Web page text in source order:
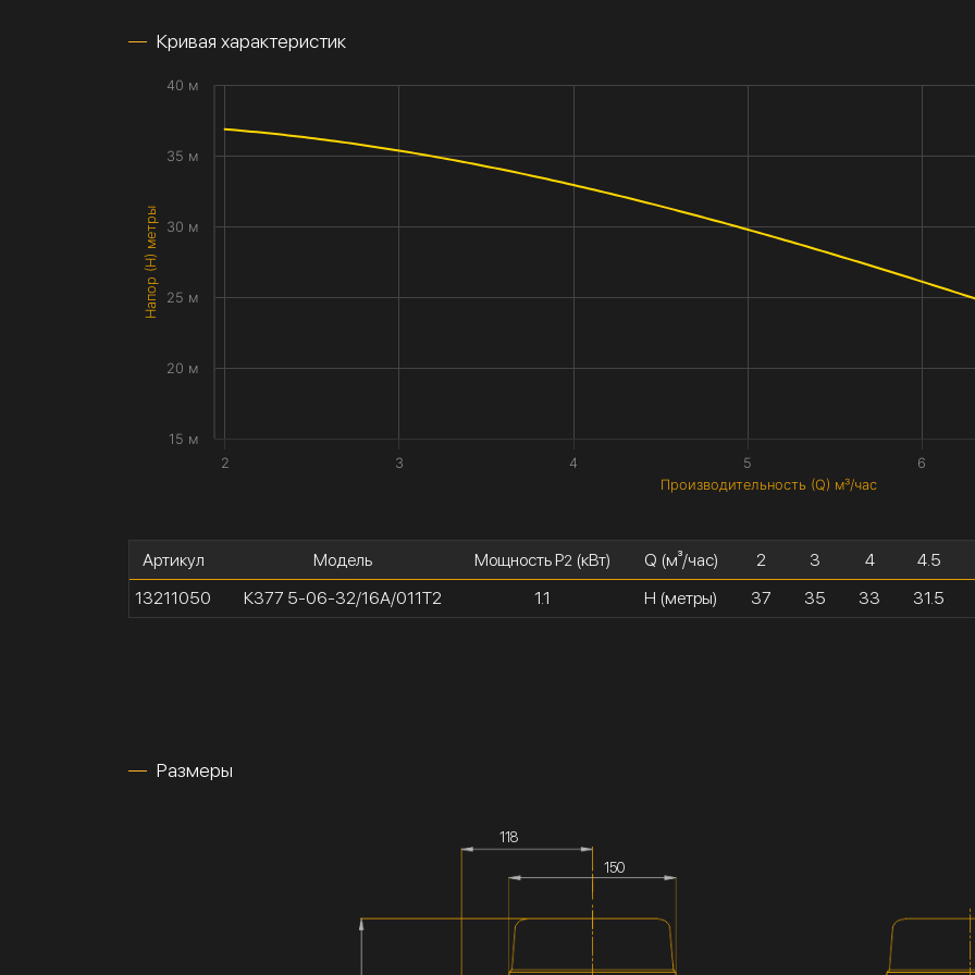
Кривая характеристик
Производительность (Q) м³/час
Напор (H) метры
2 3 4 5 6
15 м
20 м
25 м
30 м
35 м
40 м
Артикул
13211050
Модель
К377 5-06-32/16А/011Т2
Мощность P2 (кВт)
1.1
Q (м³/час)
H (метры)
2
37
3
35
4
33
4.5
31.5
Размеры
118
150